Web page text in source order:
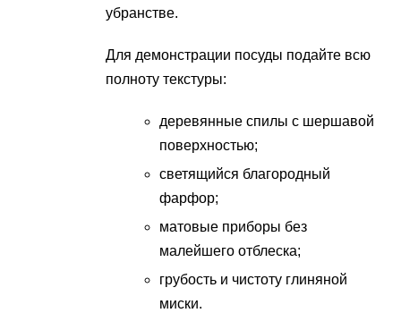
убранстве.
Для демонстрации посуды подайте всю
полноту текстуры:
деревянные спилы с шершавой
поверхностью;
светящийся благородный
фарфор;
матовые приборы без
малейшего отблеска;
грубость и чистоту глиняной
миски.